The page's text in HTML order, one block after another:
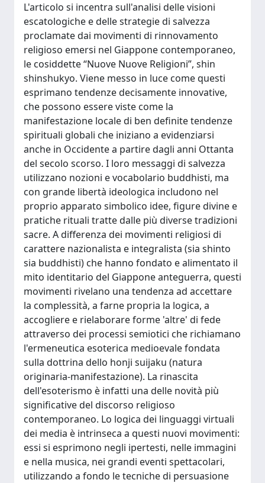
L'articolo si incentra sull'analisi delle visioni
escatologiche e delle strategie di salvezza
proclamate dai movimenti di rinnovamento
religioso emersi nel Giappone contemporaneo,
le cosiddette “Nuove Nuove Religioni”, shin
shinshukyo. Viene messo in luce come questi
esprimano tendenze decisamente innovative,
che possono essere viste come la
manifestazione locale di ben definite tendenze
spirituali globali che iniziano a evidenziarsi
anche in Occidente a partire dagli anni Ottanta
del secolo scorso. I loro messaggi di salvezza
utilizzano nozioni e vocabolario buddhisti, ma
con grande libertà ideologica includono nel
proprio apparato simbolico idee, figure divine e
pratiche rituali tratte dalle più diverse tradizioni
sacre. A differenza dei movimenti religiosi di
carattere nazionalista e integralista (sia shinto
sia buddhisti) che hanno fondato e alimentato il
mito identitario del Giappone anteguerra, questi
movimenti rivelano una tendenza ad accettare
la complessità, a farne propria la logica, a
accogliere e rielaborare forme 'altre' di fede
attraverso dei processi semiotici che richiamano
l'ermeneutica esoterica medioevale fondata
sulla dottrina dello honji suijaku (natura
originaria-manifestazione). La rinascita
dell'esoterismo è infatti una delle novità più
significative del discorso religioso
contemporaneo. Lo logica dei linguaggi virtuali
dei media è intrinseca a questi nuovi movimenti:
essi si esprimono negli ipertesti, nelle immagini
e nella musica, nei grandi eventi spettacolari,
utilizzando a fondo le tecniche di persuasione